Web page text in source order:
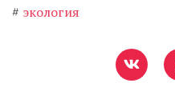
# экология